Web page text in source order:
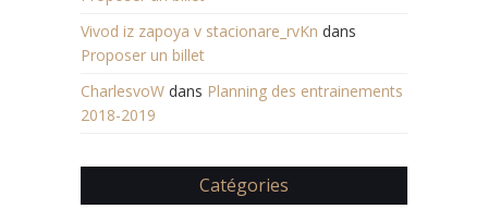
Vivod iz zapoya v stacionare_rvKn dans
Proposer un billet
CharlesvoW dans Planning des entrainements
2018-2019
Catégories